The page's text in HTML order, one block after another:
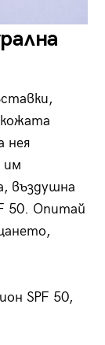
нея
им
въздушна
50. Опитай
SPF 50,